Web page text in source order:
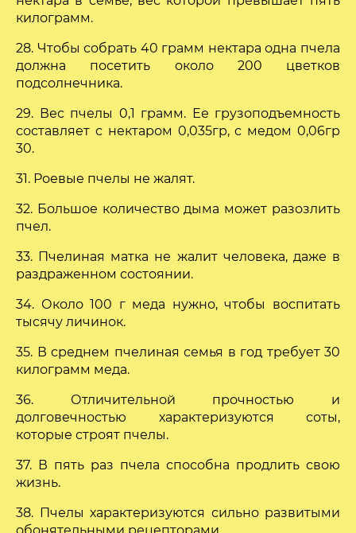
килограмм.
28. Чтобы собрать 40 грамм нектара одна пчела
должна посетить около 200 цветков
подсолнечника.
29. Вес пчелы 0,1 грамм. Ее грузоподъемность
составляет с нектаром 0,035гр, с медом 0,06гр
30.
31. Роевые пчелы не жалят.
32. Большое количество дыма может разозлить
пчел.
33. Пчелиная матка не жалит человека, даже в
раздраженном состоянии.
34. Около 100 г меда нужно, чтобы воспитать
тысячу личинок.
35. В среднем пчелиная семья в год требует 30
килограмм меда.
36. Отличительной прочностью и
долговечностью характеризуются соты,
которые строят пчелы.
37. В пять раз пчела способна продлить свою
жизнь.
38. Пчелы характеризуются сильно развитыми